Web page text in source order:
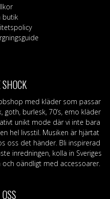
butik
med kläder som passar
goth, burlesk, 70’s, emo kläder
unikt mode där vi inte bara
hel livsstil. Musiken är hjärtat
oss det händer. Bli inspirerad
inredningen, kolla in Sveriges
oändligt med accessoarer.